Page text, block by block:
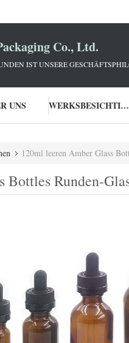
Co., Ltd.
IST UNSERE
UNS WERKSBESICHTIGUNG
120ml leeren Amber Glass
Bottles Runden-